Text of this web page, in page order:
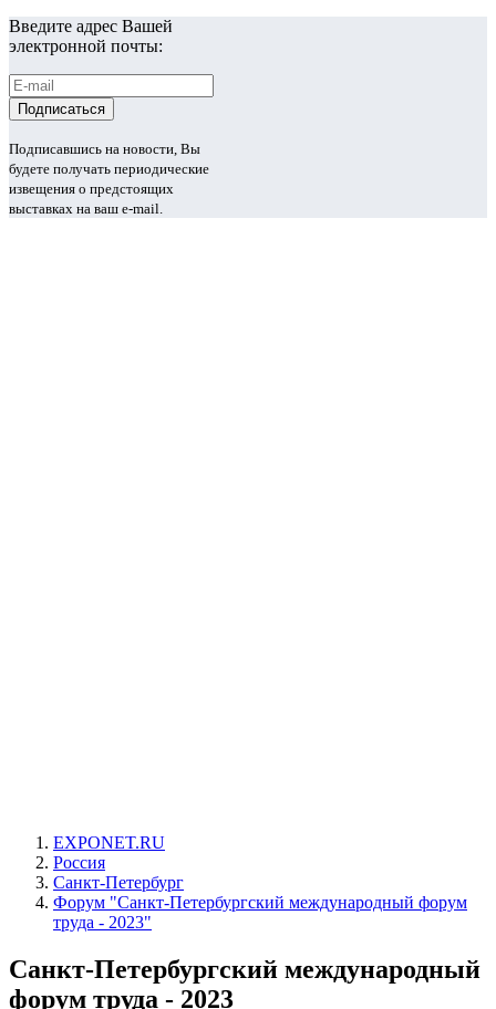
Введите адрес Вашей
электронной почты:
Подписавшись на новости, Вы
будете получать периодические
извещения о предстоящих
выставках на ваш e-mail.
EXPONET.RU
Россия
Санкт-Петербург
Форум "Санкт-Петербургский международный форум
труда - 2023"
Санкт-Петербургский международный
форум труда - 2023